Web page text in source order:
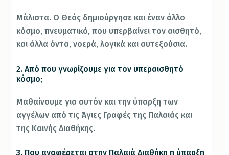
Μάλιστα. Ο Θεός δημιούργησε και έναν άλλο
κόσμο, πνευματικό, που υπερβαίνει τον αισθητό,
και άλλα όντα, νοερά, λογικά και αυτεξούσια.
2. Από που γνωρίζουμε για τον υπεραισθητό
κόσμο;
Μαθαίνουμε για αυτόν και την ύπαρξη των
αγγέλων από τις Άγιες Γραφές της Παλαιάς και
της Καινής Διαθήκης.
3. Που αναφέρεται στην Παλαιά Διαθήκη η ύπαρξη